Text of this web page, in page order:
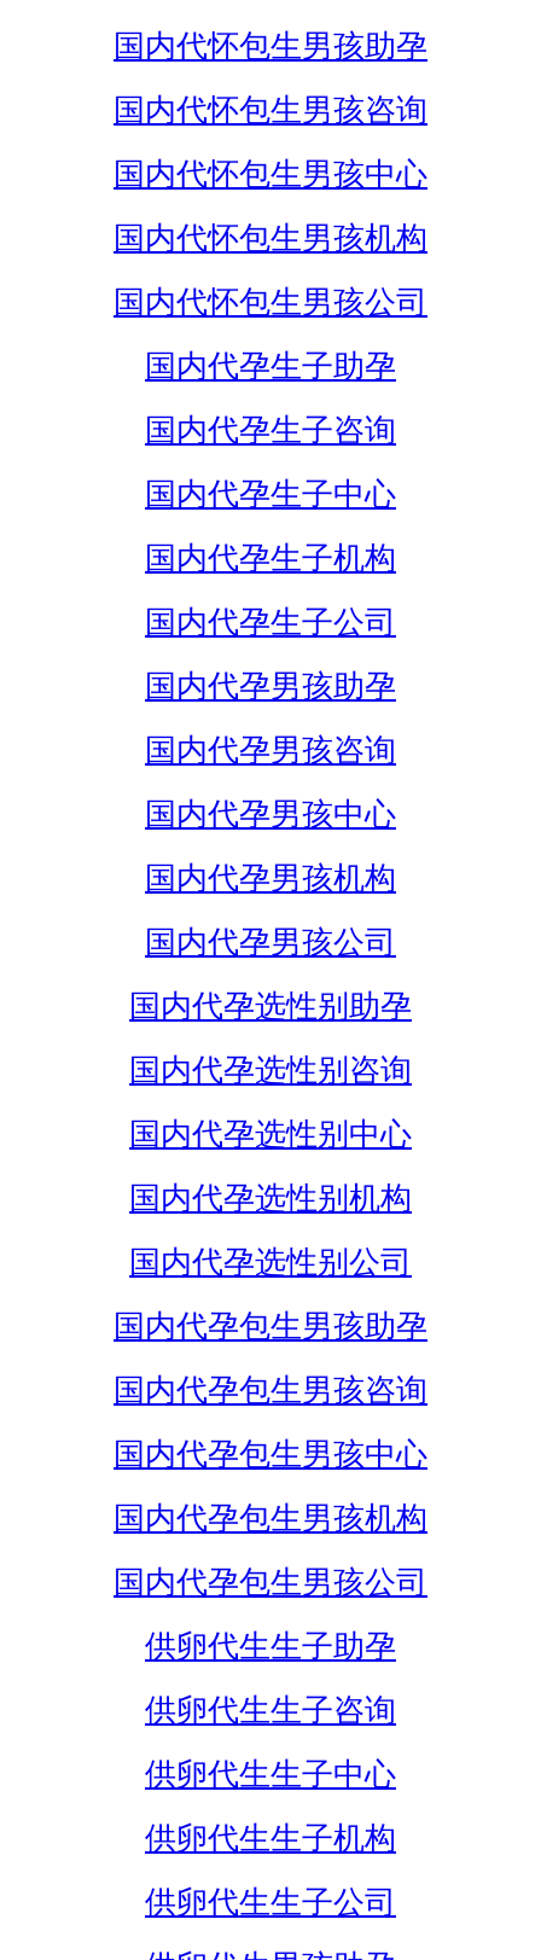
国内代怀包生男孩助孕
国内代怀包生男孩咨询
国内代怀包生男孩中心
国内代怀包生男孩机构
国内代怀包生男孩公司
国内代孕生子助孕
国内代孕生子咨询
国内代孕生子中心
国内代孕生子机构
国内代孕生子公司
国内代孕男孩助孕
国内代孕男孩咨询
国内代孕男孩中心
国内代孕男孩机构
国内代孕男孩公司
国内代孕选性别助孕
国内代孕选性别咨询
国内代孕选性别中心
国内代孕选性别机构
国内代孕选性别公司
国内代孕包生男孩助孕
国内代孕包生男孩咨询
国内代孕包生男孩中心
国内代孕包生男孩机构
国内代孕包生男孩公司
供卵代生生子助孕
供卵代生生子咨询
供卵代生生子中心
供卵代生生子机构
供卵代生生子公司